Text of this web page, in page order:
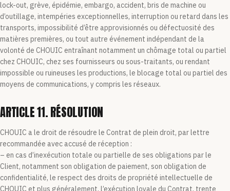
lock-out, grève, épidémie, embargo, accident, bris de machine ou
d’outillage, intempéries exceptionnelles, interruption ou retard dans les
transports, impossibilité d’être approvisionnés ou défectuosité des
matières premières, ou tout autre événement indépendant de la
volonté de CHOUIC entraînant notamment un chômage total ou partiel
chez CHOUIC, chez ses fournisseurs ou sous-traitants, ou rendant
impossible ou ruineuses les productions, le blocage total ou partiel des
moyens de communications, y compris les réseaux.
ARTICLE 11. RÉSOLUTION
CHOUIC a le droit de résoudre le Contrat de plein droit, par lettre
recommandée avec accusé de réception :
– en cas d’inexécution totale ou partielle de ses obligations par le
Client, notamment son obligation de paiement, son obligation de
confidentialité, le respect des droits de propriété intellectuelle de
CHOUIC et plus généralement, l’exécution loyale du Contrat, trente